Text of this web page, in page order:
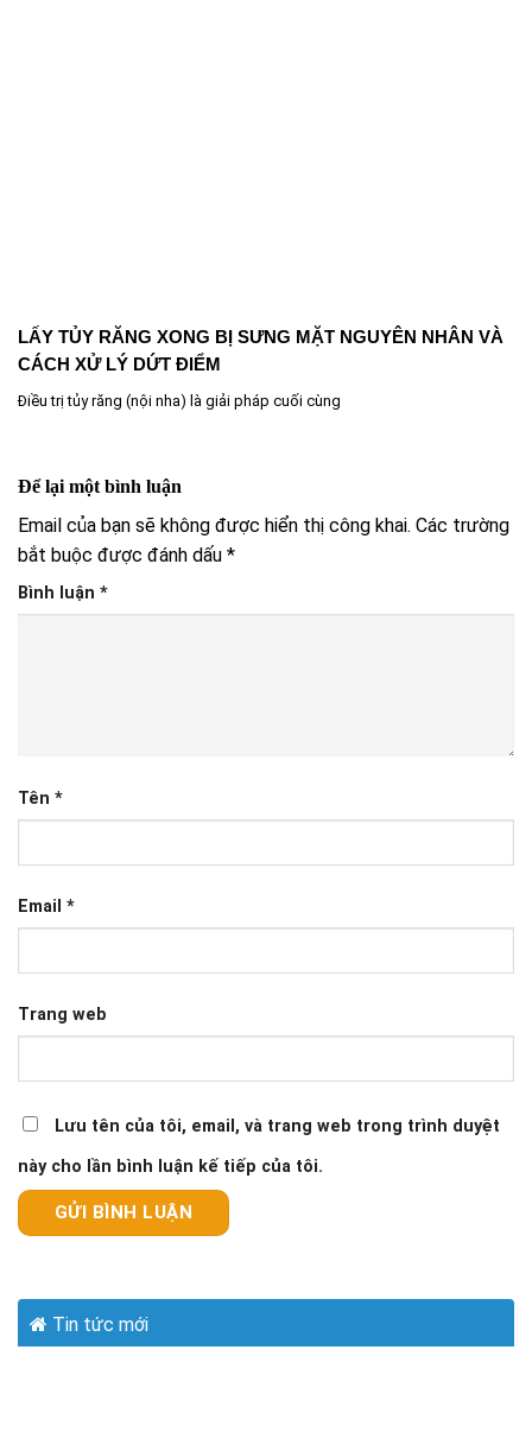
LẤY TỦY RĂNG XONG BỊ SƯNG MẶT NGUYÊN NHÂN VÀ
CÁCH XỬ LÝ DỨT ĐIỂM
Điều trị tủy răng (nội nha) là giải pháp cuối cùng
Để lại một bình luận
Email của bạn sẽ không được hiển thị công khai. Các trường
bắt buộc được đánh dấu *
Bình luận *
Tên *
Email *
Trang web
Lưu tên của tôi, email, và trang web trong trình duyệt
này cho lần bình luận kế tiếp của tôi.
Tin tức mới